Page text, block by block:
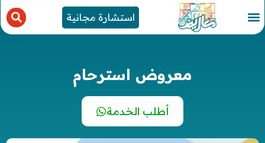
استشارة مجانية
معروض استرحام
أطلب الخدمة